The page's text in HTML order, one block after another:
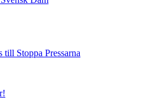
Stoppa Pressarna